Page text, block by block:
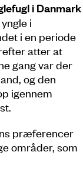
i Danmark
i
i en periode
atter at
gang var der
og den
igennem
præferencer
områder, som